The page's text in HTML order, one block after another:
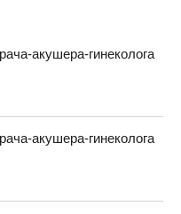
акушера-гинеколога
акушера-гинеколога